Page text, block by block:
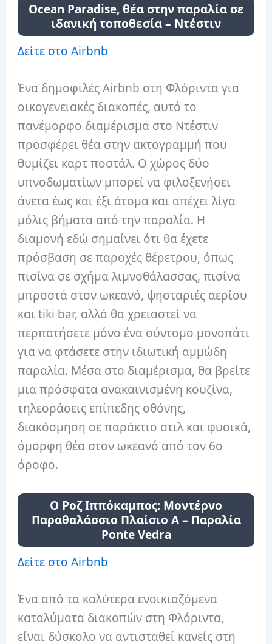
Ocean Paradise, θέα στην παραλία σε
ιδανική τοποθεσία – Ντέστιν
Δείτε στο Airbnb
Ένα δημοφιλές Airbnb στη Φλόριντα για
οικογενειακές διακοπές, αυτό το
πανέμορφο διαμέρισμα στο Ντέστιν
προσφέρει θέα στην ακτογραμμή που
θυμίζει καρτ ποστάλ. Ο χώρος δύο
υπνοδωματίων μπορεί να φιλοξενήσει
άνετα έως και έξι άτομα και απέχει λίγα
μόλις βήματα από την παραλία. Η
διαμονή εδώ σημαίνει ότι θα έχετε
πρόσβαση σε παροχές θέρετρου, όπως
πισίνα σε σχήμα λιμνοθάλασσας, πισίνα
μπροστά στον ωκεανό, ψησταριές αερίου
και tiki bar, αλλά θα χρειαστεί να
περπατήσετε μόνο ένα σύντομο μονοπάτι
για να φτάσετε στην ιδιωτική αμμώδη
παραλία. Μέσα στο διαμέρισμα, θα βρείτε
μια πρόσφατα ανακαινισμένη κουζίνα,
τηλεοράσεις επίπεδης οθόνης,
διακόσμηση σε παράκτιο στιλ και φυσικά,
όμορφη θέα στον ωκεανό από τον 6ο
όροφο.
Ο Ροζ Ιππόκαμπος: Μοντέρνο
Παραθαλάσσιο Πλαίσιο Α – Παραλία
Ponte Vedra
Δείτε στο Airbnb
Ένα από τα καλύτερα ενοικιαζόμενα
καταλύματα διακοπών στη Φλόριντα,
είναι δύσκολο να αντισταθεί κανείς στη